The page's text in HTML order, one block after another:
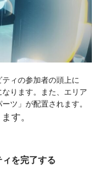
ィの参加者の頭上に
なります。また、エリア
ツ」が配置されます。
す。
を完了する